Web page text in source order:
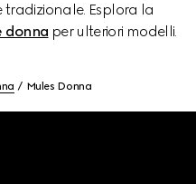
Esplora la
donna per ulteriori modelli.
Mules Donna